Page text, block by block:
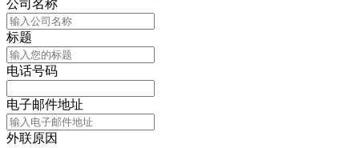
公司名称
标题
电话号码
电子邮件地址
外联原因